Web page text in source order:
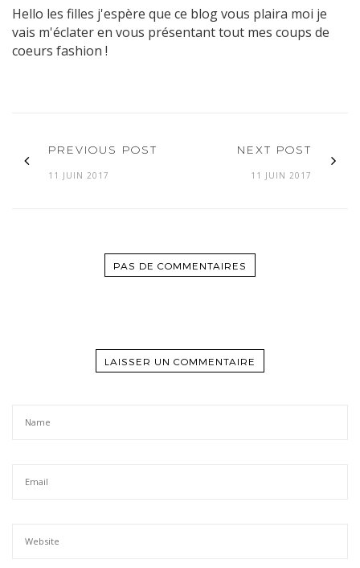
Hello les filles j'espère que ce blog vous plaira moi je
vais m'éclater en vous présentant tout mes coups de
coeurs fashion !
PREVIOUS POST
11 JUIN 2017
NEXT POST
11 JUIN 2017
PAS DE COMMENTAIRES
LAISSER UN COMMENTAIRE